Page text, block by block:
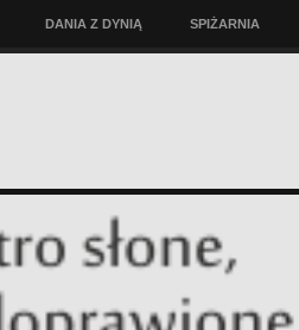
DANIA Z DYNIĄ SPIŻARNIA